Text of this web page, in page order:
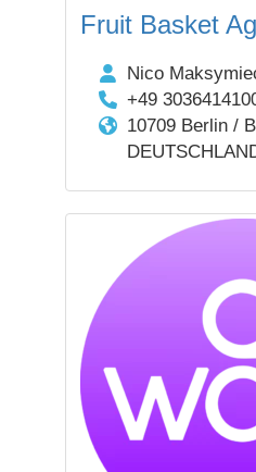
Fruit Basket
Nico
+49
10709 Berlin /